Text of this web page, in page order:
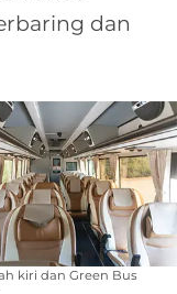
dan
kiri dan Green Bus